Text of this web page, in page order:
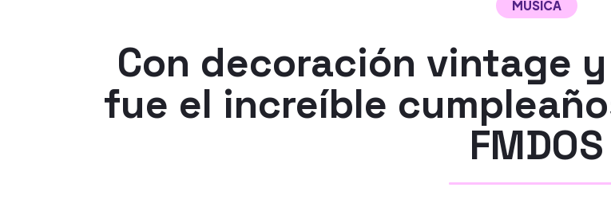
MÚSICA
Con decoración vintage
fue el increíble
FMDOS